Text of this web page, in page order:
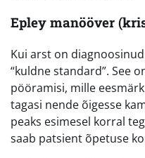
Epley manööver
Kui arst on
“kuldne standard”. See
pööramisi, mille
tagasi nende õigesse
peaks esimesel korral
saab patsient õpetuse